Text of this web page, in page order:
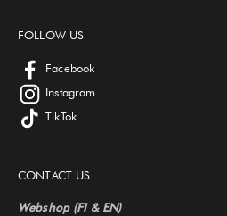
FOLLOW US
Facebook
Instagram
TikTok
CONTACT US
Webshop (FI & EN)